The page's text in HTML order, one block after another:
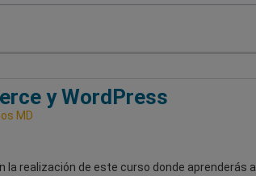
y WordPress
MD
la realización de este curso donde aprenderás a